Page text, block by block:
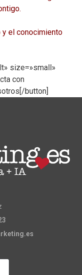
y el conocimiento
size=»small»
con
button]